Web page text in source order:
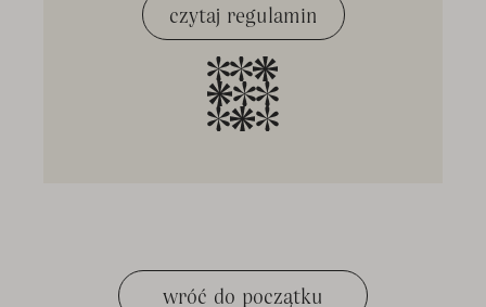
czytaj regulamin
wróć do początku